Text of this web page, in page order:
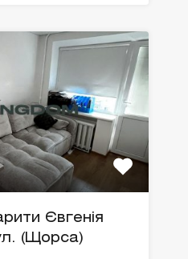
Євгенія
(Щорса)